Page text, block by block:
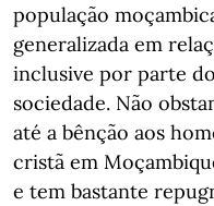
população
generalizada em
inclusive por parte
sociedade. Não
até a bênção aos
cristã em
e tem bastante